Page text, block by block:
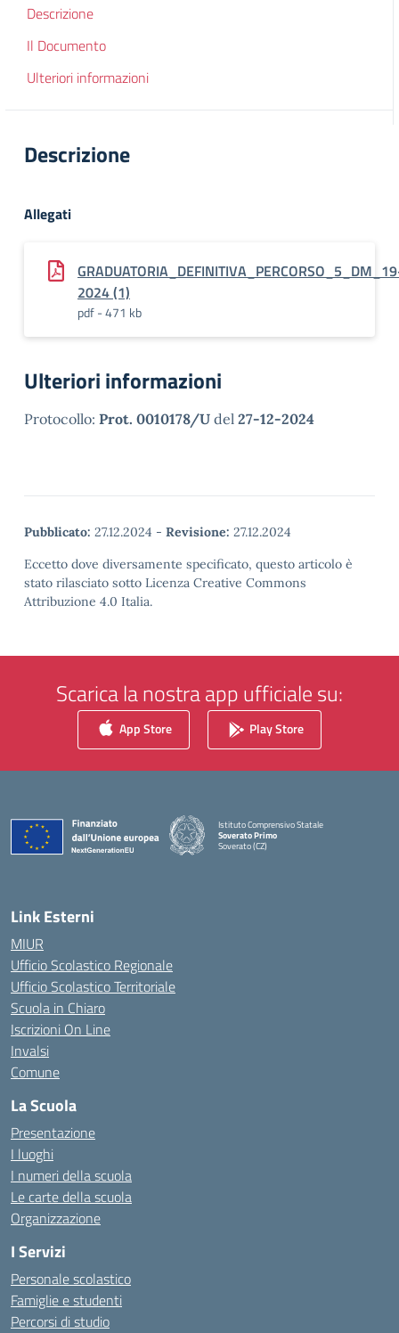
Descrizione
Il Documento
Ulteriori informazioni
Descrizione
Allegati
2024 (1)
pdf - 471 kb
Ulteriori informazioni
Protocollo: Prot. 0010178/U del 27-12-2024
Pubblicato: 27.12.2024 - Revisione: 27.12.2024
Eccetto dove diversamente specificato, questo articolo è
stato rilasciato sotto Licenza Creative Commons
Attribuzione 4.0 Italia.
Scarica la nostra app ufficiale su:
App Store Play Store
Istituto Comprensivo Statale
Soverato Primo
Soverato (CZ)
Link Esterni
MIUR
Ufficio Scolastico Regionale
Ufficio Scolastico Territoriale
Scuola in Chiaro
Iscrizioni On Line
Invalsi
Comune
La Scuola
Presentazione
I luoghi
I numeri della scuola
Le carte della scuola
Organizzazione
I Servizi
Personale scolastico
Famiglie e studenti
Percorsi di studio